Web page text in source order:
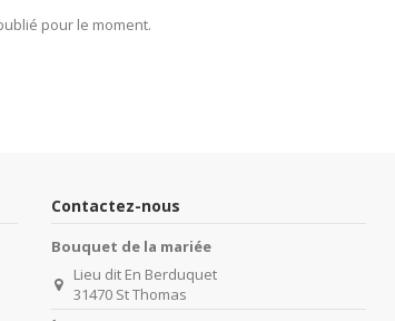
pour le moment.
Contactez-nous
Bouquet de la mariée
Lieu dit En Berduquet
31470 St Thomas